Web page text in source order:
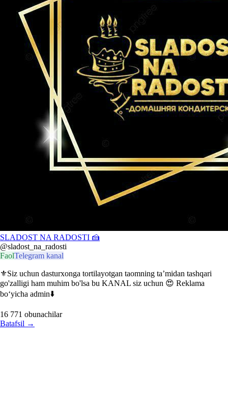
SLADOST NA RADOSTI 🍰
@sladost_na_radosti
FaolTelegram kanal
⚜Siz uchun dasturxonga tortilayotgan taomning taʼmidan tashqari
go'zalligi ham muhim bo'lsa bu KANAL siz uchun 😍 Reklama
bo‘yicha admin⬇️
16 771 obunachilar
Batafsil →